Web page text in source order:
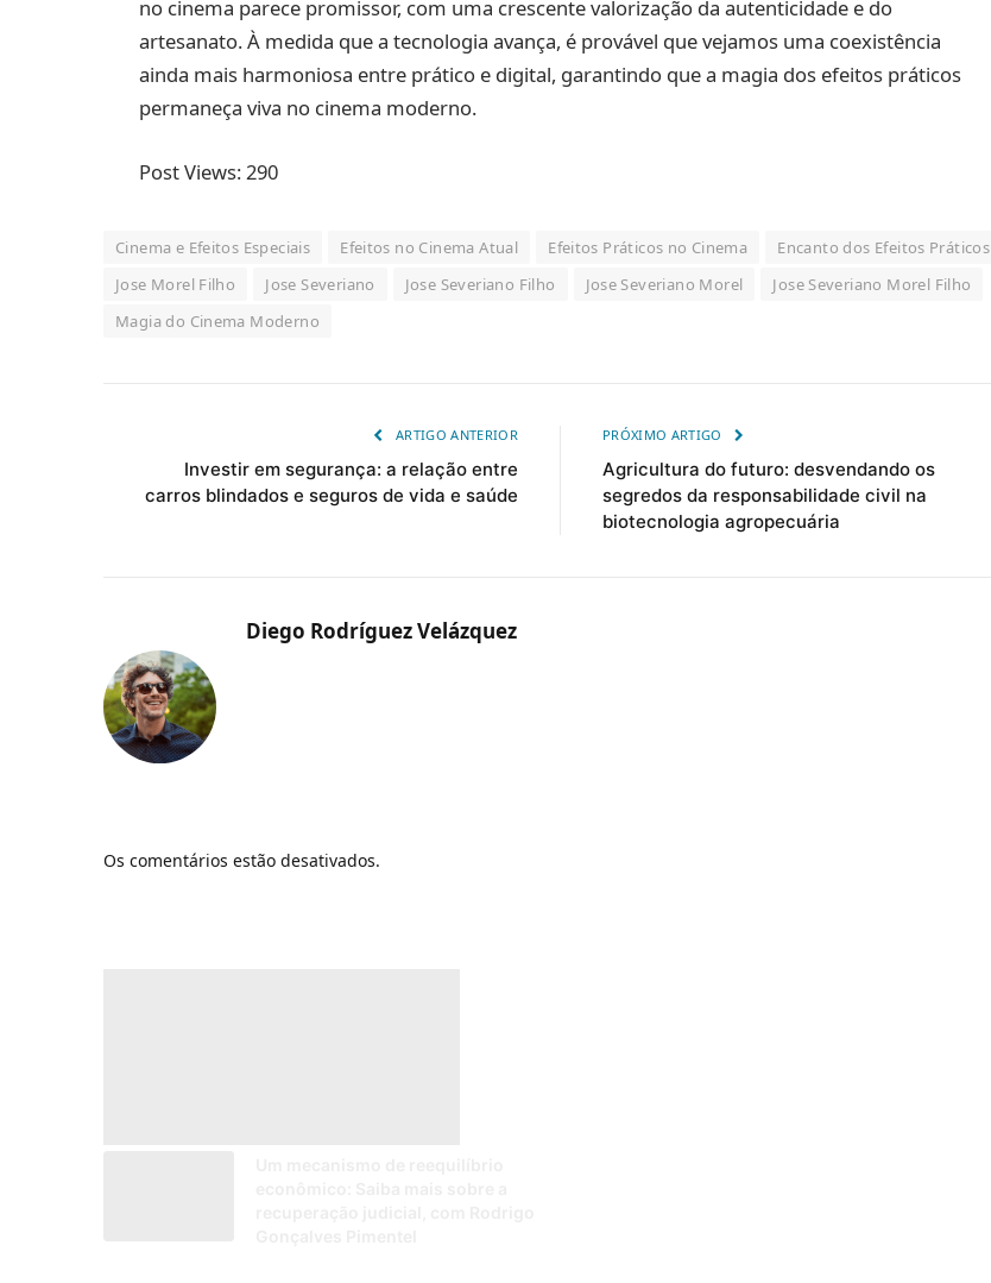
no cinema parece promissor, com uma crescente valorização da autenticidade e do
artesanato. À medida que a tecnologia avança, é provável que vejamos uma coexistência
ainda mais harmoniosa entre prático e digital, garantindo que a magia dos efeitos práticos
permaneça viva no cinema moderno.
Post Views: 290
Cinema e Efeitos Especiais Efeitos no Cinema Atual Efeitos Práticos no Cinema
Encanto dos Efeitos Práticos
Jose Morel Filho
Jose Severiano Jose Severiano Filho Jose Severiano Morel
Jose Severiano Morel Filho
Magia do Cinema Moderno
ARTIGO ANTERIOR
Investir em segurança: a relação entre
carros blindados e seguros de vida e saúde
PRÓXIMO ARTIGO
Agricultura do futuro: desvendando os
segredos da responsabilidade civil na
biotecnologia agropecuária
Diego Rodríguez Velázquez
Os comentários estão desativados.